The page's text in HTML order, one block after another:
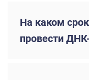
На каком
провести